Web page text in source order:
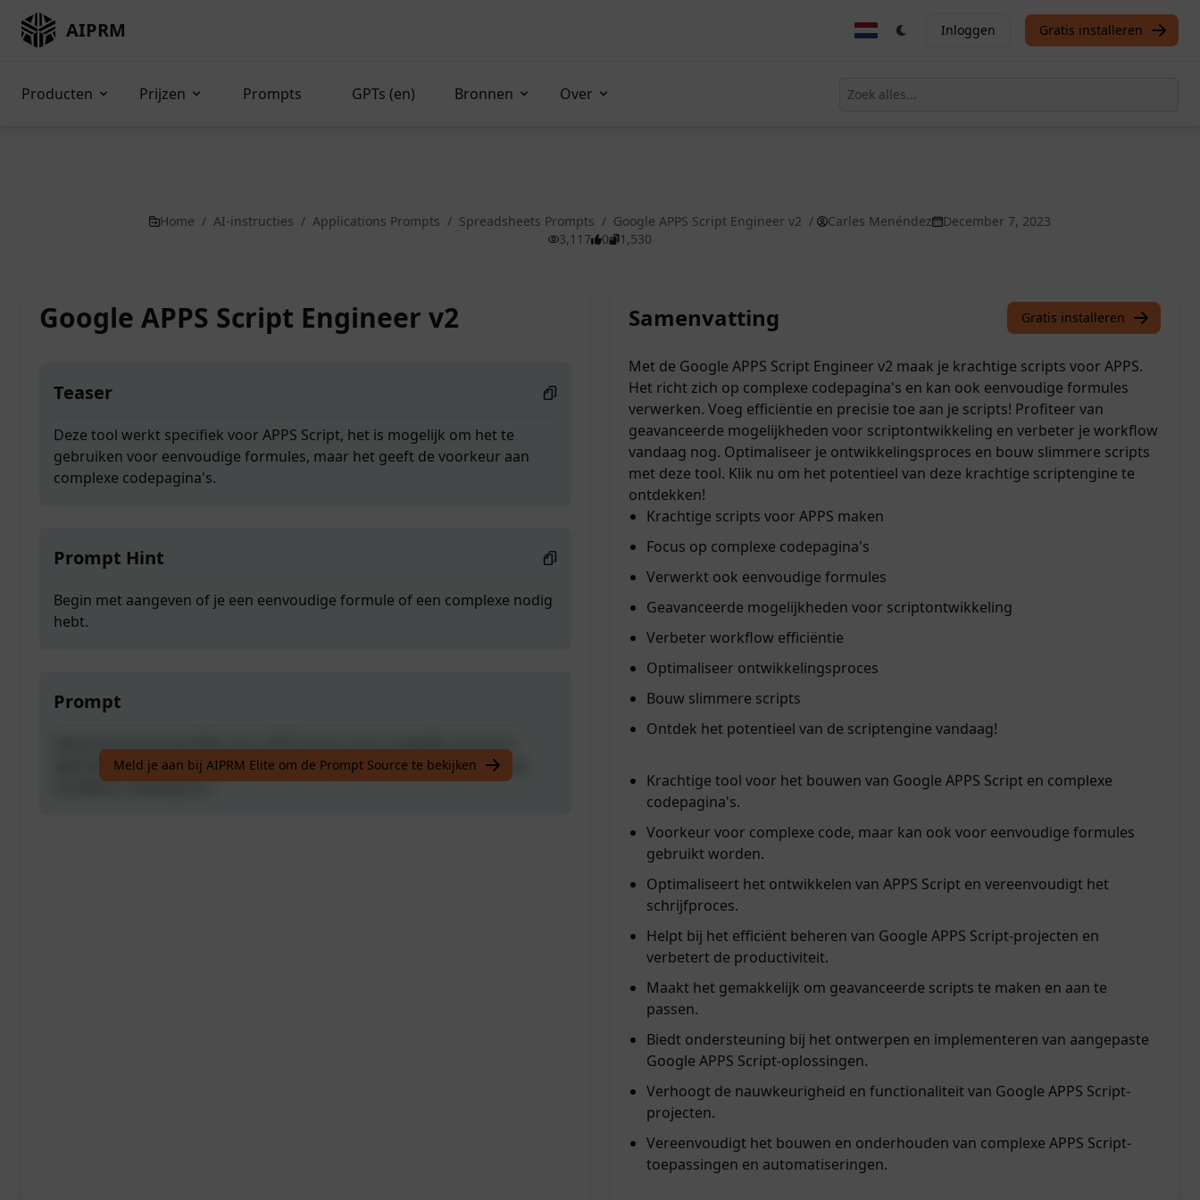
AIPRM Inloggen Gratis installeren
Producten Prijzen Prompts GPTs (en) Bronnen Over
Home / AI-instructies / Applications Prompts / Spreadsheets Prompts / Google APPS Script Engineer v2 / Carles Menéndez
December 7, 2023
3,117
0 1,530
Google APPS Script Engineer v2
Teaser
Deze tool werkt specifiek voor APPS Script, het is mogelijk om het te
gebruiken voor eenvoudige formules, maar het geeft de voorkeur aan
complexe codepagina's.
Prompt Hint
Begin met aangeven of je een eenvoudige formule of een complexe nodig
hebt.
Prompt
gebruiken voor eenvoudige formules, maar het geeft de voorkeur aan
complexe codepagina's.
Meld je aan bij AIPRM Elite om de Prompt Source te bekijken
Samenvatting Gratis installeren
Met de Google APPS Script Engineer v2 maak je krachtige scripts voor APPS.
Het richt zich op complexe codepagina's en kan ook eenvoudige formules
verwerken. Voeg efficiëntie en precisie toe aan je scripts! Profiteer van
geavanceerde mogelijkheden voor scriptontwikkeling en verbeter je workflow
vandaag nog. Optimaliseer je ontwikkelingsproces en bouw slimmere scripts
met deze tool. Klik nu om het potentieel van deze krachtige scriptengine te
ontdekken!
Krachtige scripts voor APPS maken
Focus op complexe codepagina's
Verwerkt ook eenvoudige formules
Geavanceerde mogelijkheden voor scriptontwikkeling
Verbeter workflow efficiëntie
Optimaliseer ontwikkelingsproces
Bouw slimmere scripts
Ontdek het potentieel van de scriptengine vandaag!
Krachtige tool voor het bouwen van Google APPS Script en complexe
codepagina's.
Voorkeur voor complexe code, maar kan ook voor eenvoudige formules
gebruikt worden.
Optimaliseert het ontwikkelen van APPS Script en vereenvoudigt het
schrijfproces.
Helpt bij het efficiënt beheren van Google APPS Script-projecten en
verbetert de productiviteit.
Maakt het gemakkelijk om geavanceerde scripts te maken en aan te
passen.
Biedt ondersteuning bij het ontwerpen en implementeren van aangepaste
Google APPS Script-oplossingen.
Verhoogt de nauwkeurigheid en functionaliteit van Google APPS Script-
projecten.
Vereenvoudigt het bouwen en onderhouden van complexe APPS Script-
toepassingen en automatiseringen.